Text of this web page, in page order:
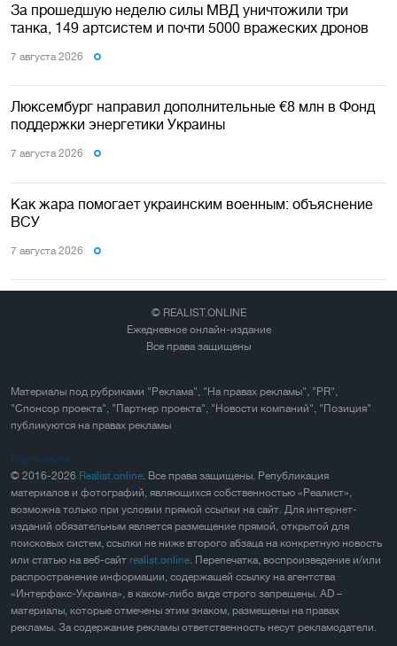
За прошедшую неделю силы МВД уничтожили три
танка, 149 артсистем и почти 5000 вражеских дронов
7 августа 2026
Люксембург направил дополнительные €8 млн в Фонд
поддержки энергетики Украины
7 августа 2026
Как жара помогает украинским военным: объяснение
ВСУ
7 августа 2026
© REALIST.ONLINE
Ежедневное онлайн-издание
Все права защищены
Материалы под рубриками "Реклама", "На правах рекламы", "PR",
"Спонсор проекта", "Партнер проекта", "Новости компаний", "Позиция"
публикуются на правах рекламы
Карта сайта
© 2016-2026 Realist.online. Все права защищены. Републикация
материалов и фотографий, являющихся собственностью «Реалист»,
возможна только при условии прямой ссылки на сайт. Для интернет-
изданий обязательным является размещение прямой, открытой для
поисковых систем, ссылки не ниже второго абзаца на конкретную новость
или статью на веб-сайт realist.online. Перепечатка, воспроизведение и/или
распространение информации, содержащей ссылку на агентства
«Интерфакс-Украина», в каком-либо виде строго запрещены. AD –
материалы, которые отмечены этим знаком, размещены на правах
рекламы. За содержание рекламы ответственность несут рекламодатели.